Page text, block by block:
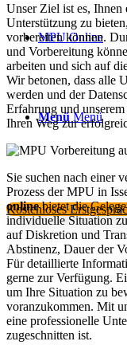
MPU Online
Menü Menü
Kostenloses
Unser Ziel ist es, Ihnen
Unterstützung zu
vorbereiten können.
und Vorbereitung
arbeiten und sich auf
Wir betonen, dass alle
werden und der
Erfahrung und
Ihren Weg zur
Sie suchen nach einer
Prozess der MPU in
onlinebietet die
individuelle Situation
auf Diskretion und
Abstinenz, Dauer der
Für detaillierte
gerne zur Verfügung.
um Ihre Situation zu
voranzukommen. Mit
eine professionelle
zugeschnitten ist.